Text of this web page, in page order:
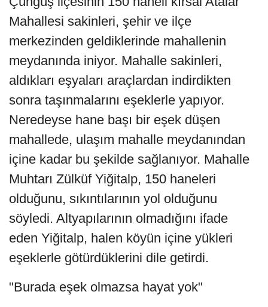
Mahallesi sakinleri, şehir ve ilçe
merkezinden geldiklerinde mahallenin
meydanında iniyor. Mahalle sakinleri,
aldıkları eşyaları araçlardan indirdikten
sonra taşınmalarını eşeklerle yapıyor.
Neredeyse hane başı bir eşek düşen
mahallede, ulaşım mahalle meydanından
içine kadar bu şekilde sağlanıyor. Mahalle
Muhtarı Zülküf Yiğitalp, 150 haneleri
olduğunu, sıkıntılarının yol olduğunu
söyledi. Altyapılarının olmadığını ifade
eden Yiğitalp, halen köyün içine yükleri
eşeklerle götürdüklerini dile getirdi.
"Burada eşek olmazsa hayat yok"